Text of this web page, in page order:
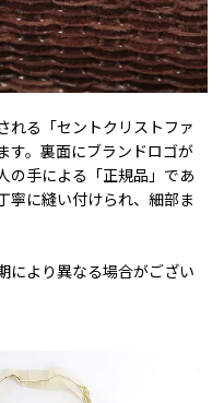
れる「セントクリストファ
す。裏面にブランドロゴが
の手による「正規品」であ
寧に縫い付けられ、細部ま
により異なる場合がござい